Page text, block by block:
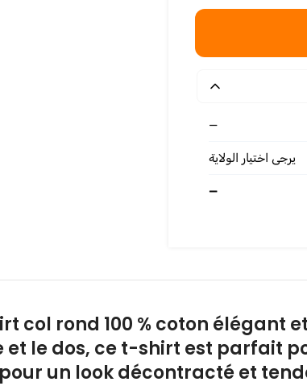
—
يرجى اختيار الولاية
—
col rond 100 % coton élégant
le dos, ce t-shirt est parfait
un look décontracté et